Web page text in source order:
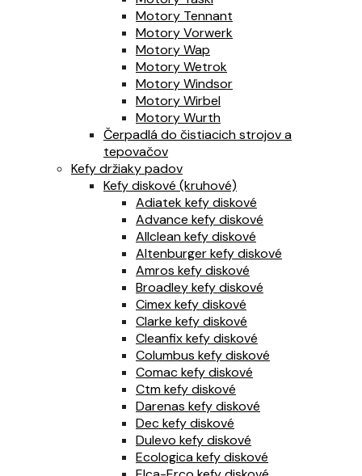
Motory Tennant
Motory Vorwerk
Motory Wap
Motory Wetrok
Motory Windsor
Motory Wirbel
Motory Wurth
Čerpadlá do čistiacich strojov a
tepovačov
Kefy držiaky padov
Kefy diskové (kruhové)
Adiatek kefy diskové
Advance kefy diskové
Allclean kefy diskové
Altenburger kefy diskové
Amros kefy diskové
Broadley kefy diskové
Cimex kefy diskové
Clarke kefy diskové
Cleanfix kefy diskové
Columbus kefy diskové
Comac kefy diskové
Ctm kefy diskové
Darenas kefy diskové
Dec kefy diskové
Dulevo kefy diskové
Ecologica kefy diskové